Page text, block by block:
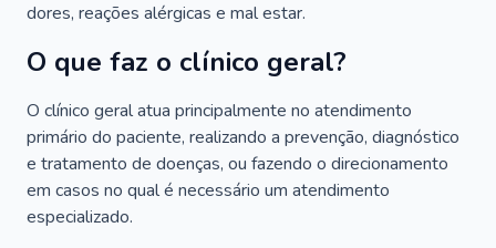
dores, reações alérgicas e mal estar.
O que faz o clínico geral?
O clínico geral atua principalmente no atendimento
primário do paciente, realizando a prevenção, diagnóstico
e tratamento de doenças, ou fazendo o direcionamento
em casos no qual é necessário um atendimento
especializado.